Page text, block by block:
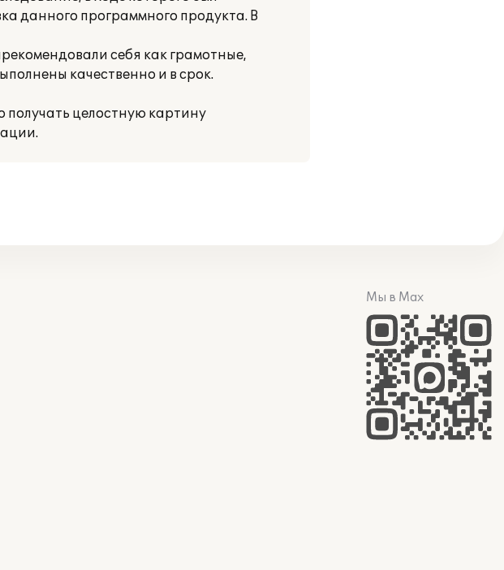
данного программного продукта. В
себя как грамотные,
качественно и в срок.
получать целостную картину
Мы в Max